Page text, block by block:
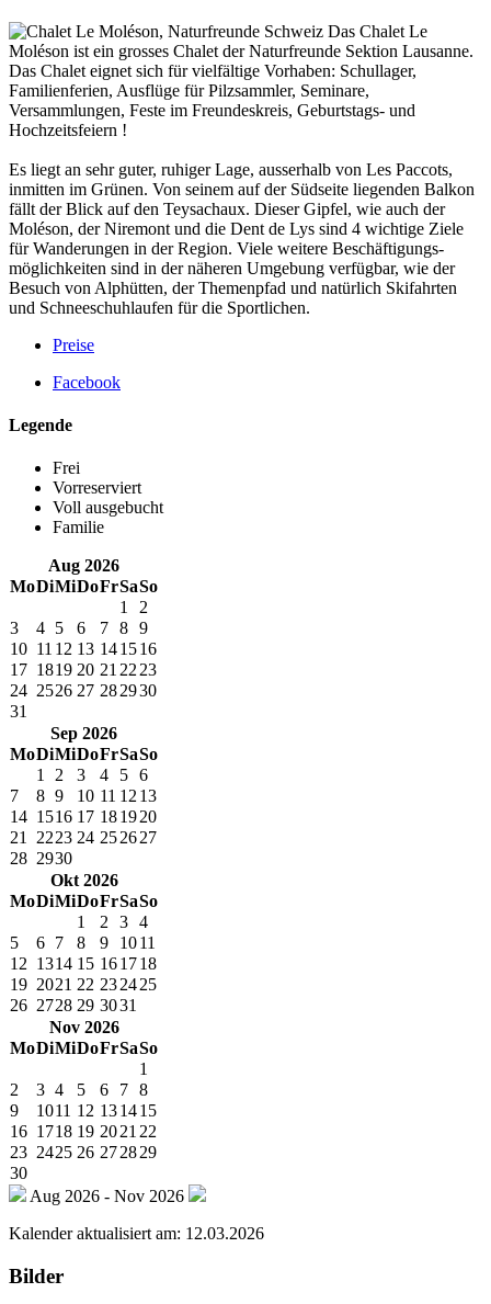
Das Chalet Le
Moléson ist ein grosses Chalet der Naturfreunde Sektion Lausanne.
Das Chalet eignet sich für vielfältige Vorhaben: Schullager,
Familienferien, Ausflüge für Pilzsammler, Seminare,
Versammlungen, Feste im Freundeskreis, Geburtstags- und
Hochzeitsfeiern !
Es liegt an sehr guter, ruhiger Lage, ausserhalb von Les Paccots,
inmitten im Grünen. Von seinem auf der Südseite liegenden Balkon
fällt der Blick auf den Teysachaux. Dieser Gipfel, wie auch der
Moléson, der Niremont und die Dent de Lys sind 4 wichtige Ziele
für Wanderungen in der Region. Viele weitere Beschäftigungs-
möglichkeiten sind in der näheren Umgebung verfügbar, wie der
Besuch von Alphütten, der Themenpfad und natürlich Skifahrten
und Schneeschuhlaufen für die Sportlichen.
Preise
Facebook
Legende
Frei
Vorreserviert
Voll ausgebucht
Familie
Aug 2026
MoDiMiDoFrSaSo
1
2
3
4 5 6 7 8 9
10 11 12 13 141516
17 1819 20 21 22 23
24 2526 27 282930
31
Sep 2026
MoDiMiDoFrSaSo
1
2 3 4 5 6
7
8 9 10 11 12 13
14 1516 17 181920
21
2223 24 252627
28 2930
Okt 2026
MoDiMiDoFrSaSo
1
2 3 4
5
6 7 8 9 1011
12 1314 15 161718
19 2021 22 232425
26 2728 29 3031
Nov 2026
MoDiMiDoFrSaSo
1
2
3 4 5 6 7 8
9
1011 12 131415
16 1718 19 2021 22
23 2425 26 272829
30
Aug 2026 - Nov 2026
Kalender aktualisiert am: 12.03.2026
Bilder